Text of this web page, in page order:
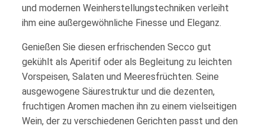
und modernen Weinherstellungstechniken verleiht
ihm eine außergewöhnliche Finesse und Eleganz.
Genießen Sie diesen erfrischenden Secco gut
gekühlt als Aperitif oder als Begleitung zu leichten
Vorspeisen, Salaten und Meeresfrüchten. Seine
ausgewogene Säurestruktur und die dezenten,
fruchtigen Aromen machen ihn zu einem vielseitigen
Wein, der zu verschiedenen Gerichten passt und den